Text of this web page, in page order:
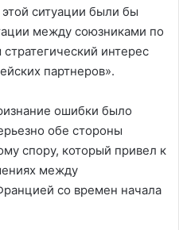
ситуации были бы
между союзниками по
интерес
партнеров».
ошибки было
обе стороны
спору, который привел к
между
со времен начала